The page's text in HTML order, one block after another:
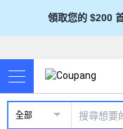
領取您的 $200
全部